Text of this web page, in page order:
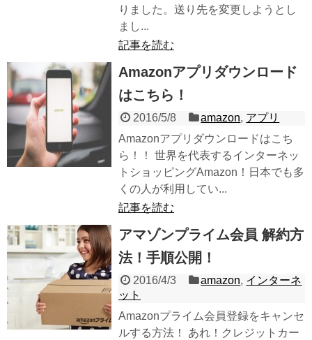
りました。送り先を変更しようとし
まし...
記事を読む
Amazonアプリダウンロード
はこちら！
2016/5/8 amazon, アプリ
Amazonアプリダウンロードはこち
ら！！ 世界を代表するインターネッ
トショッピングAmazon！日本でも多
くの人が利用してい...
記事を読む
アマゾンプライム会員 解約方
法！手順公開！
2016/4/3 amazon, インターネ
ット
Amazonプライム会員登録をキャンセ
ルする方法！ あれ！クレジットカー